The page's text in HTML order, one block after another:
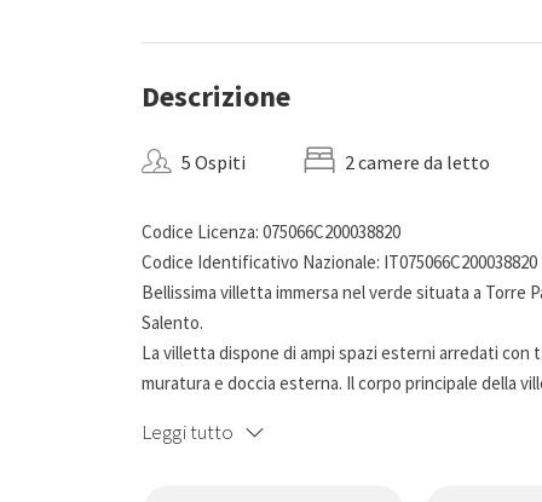
Descrizione
5 Ospiti 2 camere da letto
Codice Licenza: 075066C200038820
Codice Identificativo Nazionale: IT075066C200038820
Bellissima villetta immersa nel verde situata a Torre
Salento.
La villetta dispone di ampi spazi esterni arredati con
muratura e doccia esterna. Il corpo principale della
ingresso indipendente e bagno senza doccia, che
Leggi tutto